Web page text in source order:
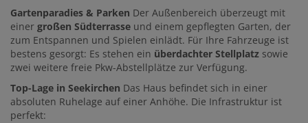
Gartenparadies & Parken Der Außenbereich überzeugt mit
einer großen Südterrasse und einem gepflegten Garten, der
zum Entspannen und Spielen einlädt. Für Ihre Fahrzeuge ist
bestens gesorgt: Es stehen ein überdachter Stellplatz sowie
zwei weitere freie Pkw-Abstellplätze zur Verfügung.
Top-Lage in Seekirchen Das Haus befindet sich in einer
absoluten Ruhelage auf einer Anhöhe. Die Infrastruktur ist
perfekt: